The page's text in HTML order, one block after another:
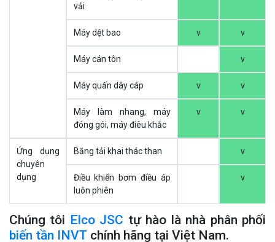
vải
Máy dệt bao v v
Máy cán tôn v
Máy quấn dây cáp v v
Máy làm nhang, máy
đóng gói, máy điêu khắc
v v
Ứng dụng
chuyên
dụng
Băng tải khai thác than v
Điều khiển bơm điều áp
luôn phiên
v
Chúng tôi Elco JSC tự hào là nhà phân phối
biến tần INVT chính hãng tại Việt Nam.